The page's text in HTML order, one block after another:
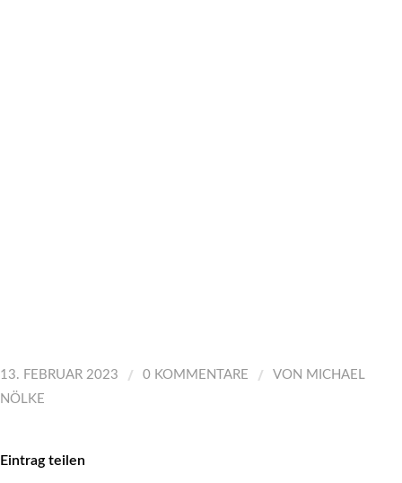
13. FEBRUAR 2023 / 0 KOMMENTARE / VON MICHAEL
NÖLKE
Eintrag teilen